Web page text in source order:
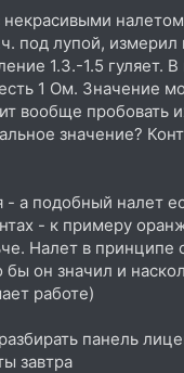
некрасивыми
под лупой,
1.3.-1.5 гуляет.
1 Ом. Значение
вообще пробовать
значение?
- а подобный налет
- к примеру
Налет в принципе
бы он значил и
работе)
панель
завтра